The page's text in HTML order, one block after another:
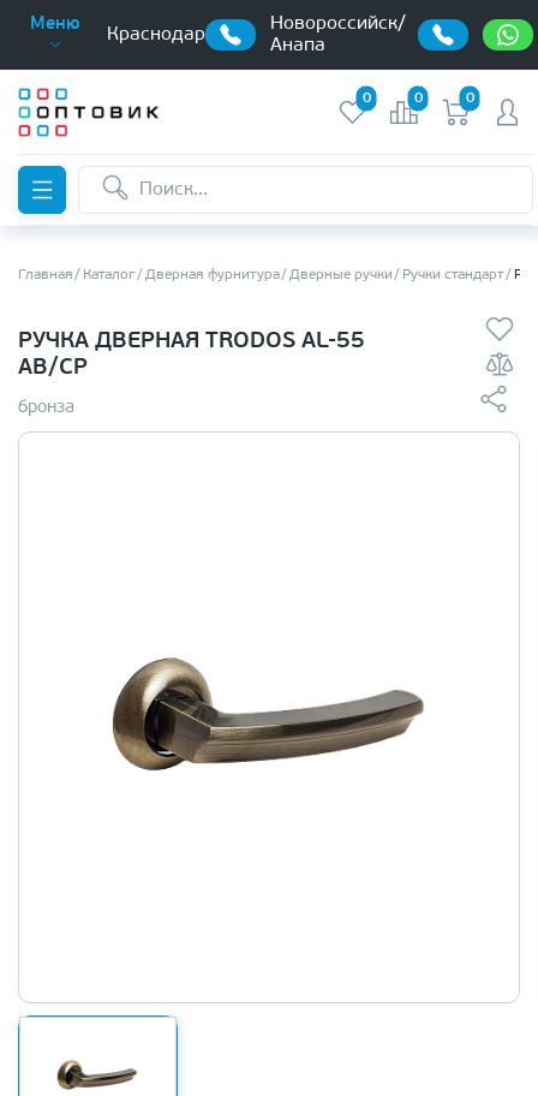
Меню
Краснодар
Новороссийск/
Анапа
0 0 0
Главная Каталог Дверная фурнитура Дверные ручки Ручки стандарт
РУЧКА ДВЕРНАЯ TRODOS AL-55
AB/CP
бронза